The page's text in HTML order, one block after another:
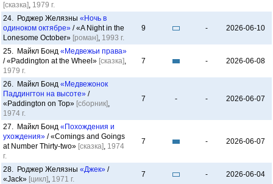
[сказка], 1979 г.
24. Роджер Желязны «Ночь в
одиноком октябре» / «A Night in the
Lonesome October» [роман], 1993 г.
9 - 2026-06-10
25. Майкл Бонд «Медвежьи права»
/ «Paddington at the Wheel» [сказка],
1979 г.
7 - 2026-06-08
26. Майкл Бонд «Медвежонок
Паддингтон на высоте» /
«Paddington on Top» [сборник],
1974 г.
7 - - 2026-06-07
27. Майкл Бонд «Похождения и
ухождения» / «Comings and Goings
at Number Thirty-two» [сказка], 1974
г.
7 - 2026-06-07
28. Роджер Желязны «Джек» /
«Jack» [цикл], 1971 г.
7 - 2026-06-04